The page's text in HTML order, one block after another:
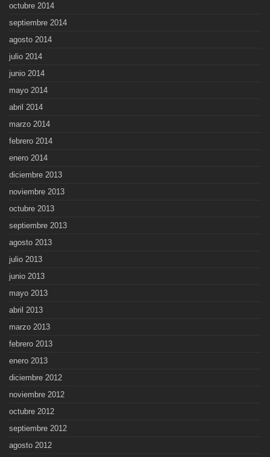
octubre 2014
septiembre 2014
agosto 2014
julio 2014
junio 2014
mayo 2014
abril 2014
marzo 2014
febrero 2014
enero 2014
diciembre 2013
noviembre 2013
octubre 2013
septiembre 2013
agosto 2013
julio 2013
junio 2013
mayo 2013
abril 2013
marzo 2013
febrero 2013
enero 2013
diciembre 2012
noviembre 2012
octubre 2012
septiembre 2012
agosto 2012